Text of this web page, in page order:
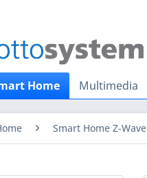
Home Multimedia
Smart Home Z-Wave